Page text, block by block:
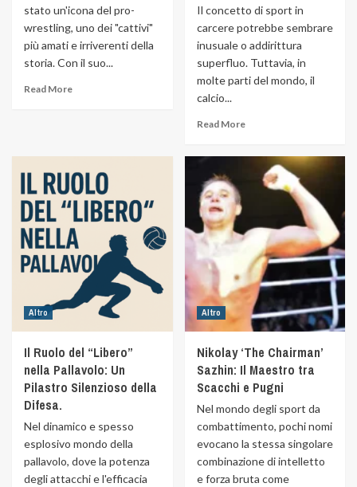
stato un'icona del pro-
wrestling, uno dei "cattivi"
più amati e irriverenti della
storia. Con il suo...
Read More
Il concetto di sport in
carcere potrebbe sembrare
inusuale o addirittura
superfluo. Tuttavia, in
molte parti del mondo, il
calcio...
Read More
Altro
Il Ruolo del “Libero”
nella Pallavolo: Un
Pilastro Silenzioso della
Difesa.
Nel dinamico e spesso
esplosivo mondo della
pallavolo, dove la potenza
degli attacchi e l'efficacia
Altro
Nikolay ‘The Chairman’
Sazhin: Il Maestro tra
Scacchi e Pugni
Nel mondo degli sport da
combattimento, pochi nomi
evocano la stessa singolare
combinazione di intelletto
e forza bruta come